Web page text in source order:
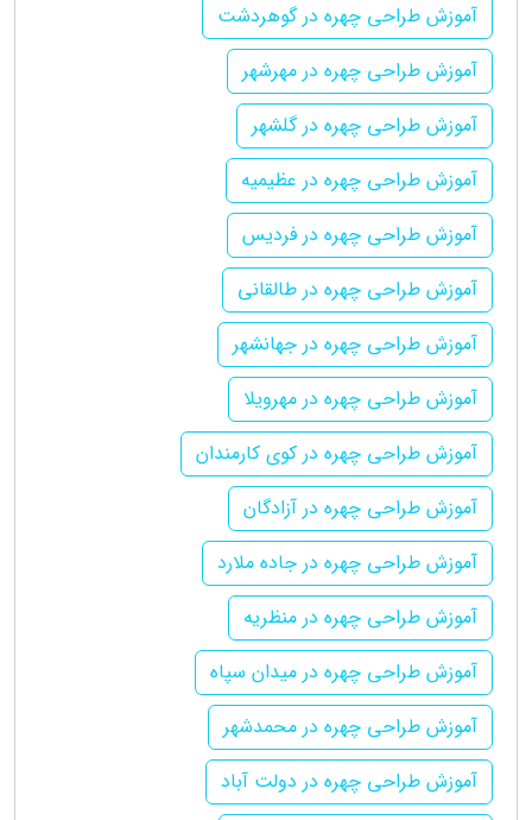
آموزش طراحی چهره در گوهردشت
آموزش طراحی چهره در مهرشهر
آموزش طراحی چهره در گلشهر
آموزش طراحی چهره در عظیمیه
آموزش طراحی چهره در فردیس
آموزش طراحی چهره در طالقانی
آموزش طراحی چهره در جهانشهر
آموزش طراحی چهره در مهرویلا
آموزش طراحی چهره در کوی کارمندان
آموزش طراحی چهره در آزادگان
آموزش طراحی چهره در جاده ملارد
آموزش طراحی چهره در منظریه
آموزش طراحی چهره در میدان سپاه
آموزش طراحی چهره در محمدشهر
آموزش طراحی چهره در دولت آباد